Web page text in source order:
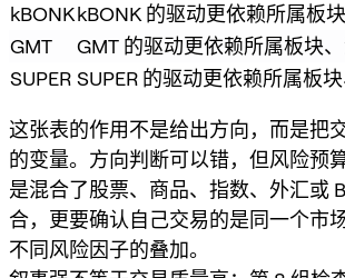
kBONKkBONK 的驱动更依赖所属板
GMT
GMT 的驱动更依赖所属板块
SUPER SUPER 的驱动更依赖所属板
这张表的作用不是给出方向，而是把
的变量。方向判断可以错，但风险预
是混合了股票、商品、指数、外汇或
合，更要确认自己交易的是同一个市
不同风险因子的叠加。